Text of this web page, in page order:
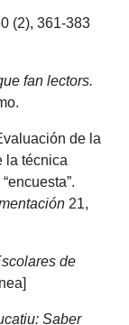
(2), 361-383
fan lectors.
de la
la técnica
21,
de
Saber